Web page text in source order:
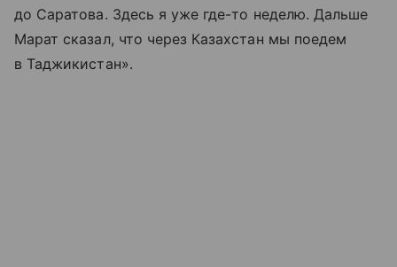
до Саратова. Здесь я уже где-то неделю. Дальше
Марат сказал, что через Казахстан мы поедем
в Таджикистан».